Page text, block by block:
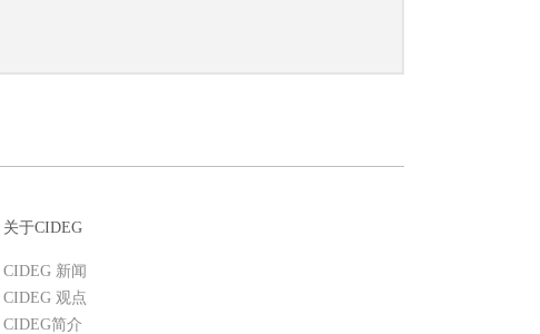
关于CIDEG
CIDEG 新闻
CIDEG 观点
CIDEG简介